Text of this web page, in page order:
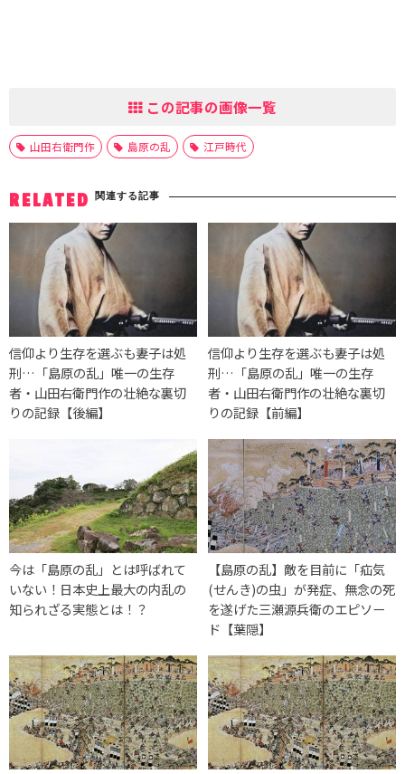
この記事の画像一覧
山田右衛門作 島原の乱 江戸時代
RELATED 関連する記事
信仰より生存を選ぶも妻子は処
刑…「島原の乱」唯一の生存
者・山田右衛門作の壮絶な裏切
りの記録【後編】
信仰より生存を選ぶも妻子は処
刑…「島原の乱」唯一の生存
者・山田右衛門作の壮絶な裏切
りの記録【前編】
今は「島原の乱」とは呼ばれて
いない！日本史上最大の内乱の
知られざる実態とは！？
【島原の乱】敵を目前に「疝気
(せんき)の虫」が発症、無念の死
を遂げた三瀬源兵衛のエピソー
ド【葉隠】